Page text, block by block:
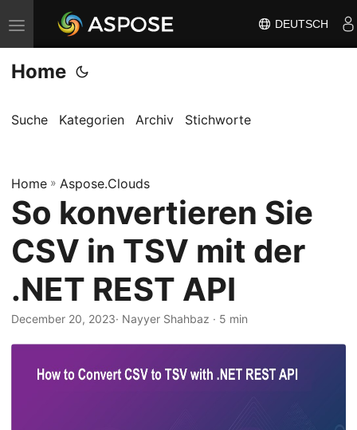
N
a
v
g
i
o
n
u
s
c
h
DEUTSCH
Home
Suche Kategorien Archiv Stichworte
Home » Aspose.Clouds
So konvertieren Sie
CSV in TSV mit der
.NET REST API
December 20, 2023· Nayyer Shahbaz · 5 min